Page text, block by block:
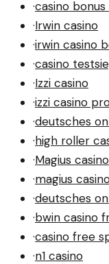
·casino
·Irwin casino
·irwin casino
·casino
·Izzi casino
·izzi casino
·deutsches
·high roller
·Magius casino
·magius
·deutsches
·bwin casino
·casino free
·n1 casino